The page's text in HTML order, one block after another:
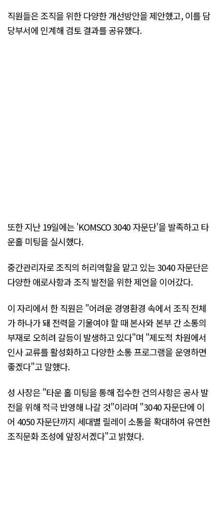
직원들은 조직을 위한 다양한 개선방안을 제안했고, 이를 담
당부서에 인계해 검토 결과를 공유했다.
또한 지난 19일에는 'KOMSCO 3040 자문단'을 발족하고 타
운홀 미팅을 실시했다.
중간관리자로 조직의 허리역할을 맡고 있는 3040 자문단은
다양한 애로사항과 조직 발전을 위한 제언을 이어갔다.
이 자리에서 한 직원은 "어려운 경영환경 속에서 조직 전체
가 하나가 돼 전력을 기울여야 할 때 본사와 본부 간 소통의
부재로 오히려 갈등이 발생하고 있다"며 "제도적 차원에서
인사 교류를 활성화하고 다양한 소통 프로그램을 운영하면
좋겠다"고 말했다.
성 사장은 "타운 홀 미팅을 통해 접수한 건의사항은 공사 발
전을 위해 적극 반영해 나갈 것"이라며 "3040 자문단에 이
어 4050 자문단까지 세대별 릴레이 소통을 확대하여 유연한
조직문화 조성에 앞장서겠다"고 밝혔다.